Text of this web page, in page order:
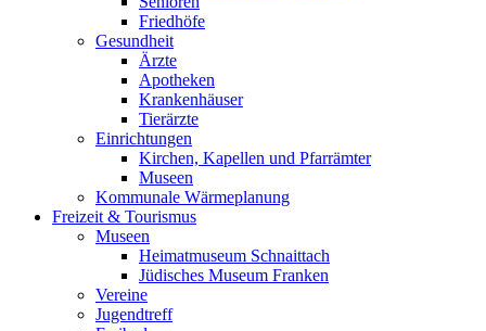
Friedhöfe
Gesundheit
Ärzte
Apotheken
Krankenhäuser
Tierärzte
Einrichtungen
Kirchen, Kapellen und Pfarrämter
Museen
Kommunale Wärmeplanung
Freizeit & Tourismus
Museen
Heimatmuseum Schnaittach
Jüdisches Museum Franken
Vereine
Jugendtreff